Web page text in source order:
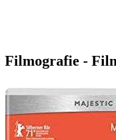
Filmografie -